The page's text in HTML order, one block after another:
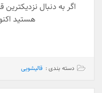
اگر به دنبال
هستید
دسته بندی : قالیشویی